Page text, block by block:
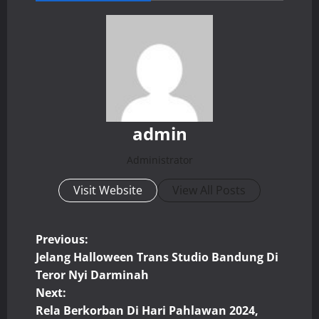
admin
Administrator
Visit Website View All Posts
P
o
s
Previous:
Jelang Halloween Trans Studio Bandung Di
Teror Nyi Darminah
Next:
Rela Berkorban Di Hari Pahlawan 2024,